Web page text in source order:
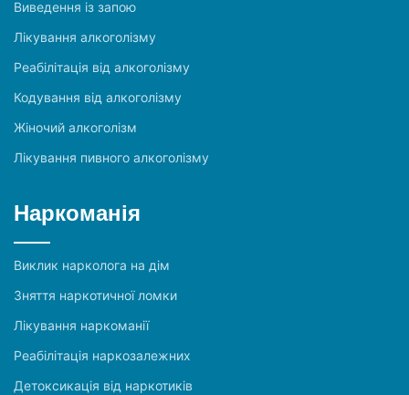
Виведення із запою
Лікування алкоголізму
Реабілітація від алкоголізму
Кодування від алкоголізму
Жіночий алкоголізм
Лікування пивного алкоголізму
Наркоманія
Виклик нарколога на дім
Зняття наркотичної ломки
Лікування наркоманії
Реабілітація наркозалежних
Детоксикація від наркотиків